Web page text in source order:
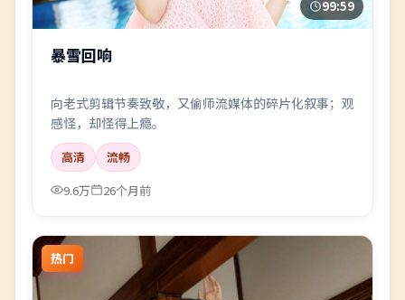
99:59
暴雪回响
向老式剪辑节奏致敬，又偷师流媒体的碎片化叙事；观
感怪，却怪得上瘾。
高清
流畅
9.6万
26个月前
热门